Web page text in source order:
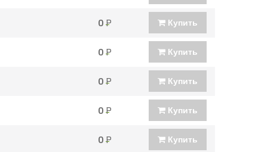
0Р Купить
0Р Купить
0Р Купить
0Р Купить
0Р Купить